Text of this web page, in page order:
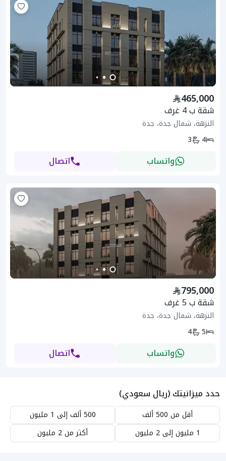
465,000
شقة ب 4 غرف
النزهة، شمال جدة، جدة
4
3
واتساب اتصال
795,000
شقة ب 5 غرف
النزهة، شمال جدة، جدة
5
4
واتساب اتصال
حدد ميزانيتك (ريال سعودي)
أقل من 500 ألف
500 ألف إلى 1 مليون
1 مليون إلى 2 مليون
أكثر من 2 مليون